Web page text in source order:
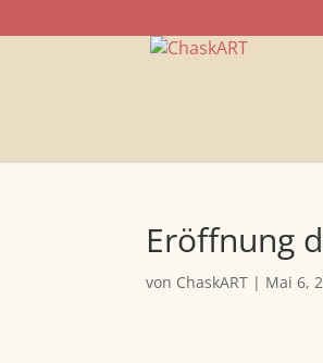
Eröffnung
von ChaskART | Mai 6,